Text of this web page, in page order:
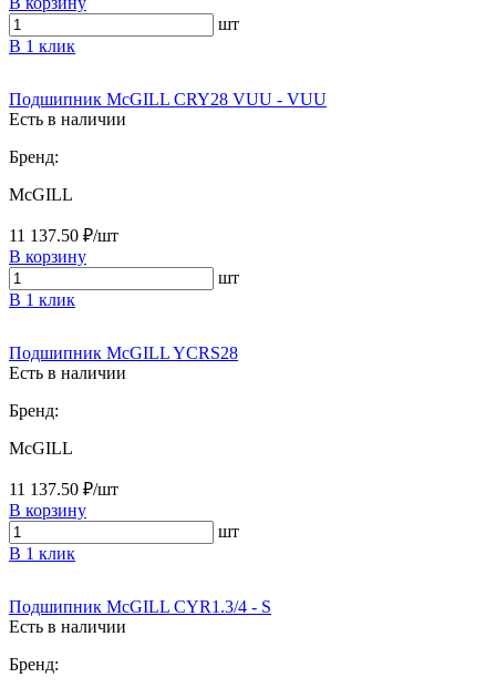
шт
В 1 клик
Подшипник McGILL CRY28 VUU - VUU
Есть в наличии
Бренд:
McGILL
11 137.50 ₽/шт
В корзину
шт
В 1 клик
Подшипник McGILL YCRS28
Есть в наличии
Бренд:
McGILL
11 137.50 ₽/шт
В корзину
шт
В 1 клик
Подшипник McGILL CYR1.3/4 - S
Есть в наличии
Бренд: